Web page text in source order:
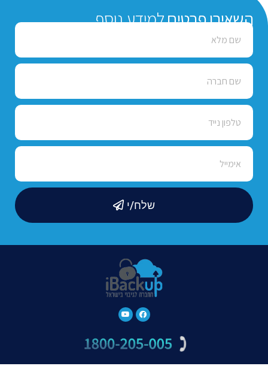
השאירו פרטיםלמידע נוסף
שלח/י